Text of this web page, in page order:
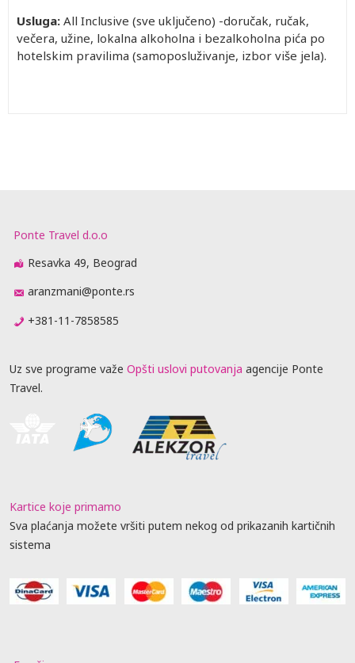
Usluga: All Inclusive (sve uključeno) -doručak, ručak,
večera, užine, lokalna alkoholna i bezalkoholna pića po
hotelskim pravilima (samoposluživanje, izbor više jela).
Ponte Travel d.o.o
Resavka 49, Beograd
aranzmani@ponte.rs
+381-11-7858585
Uz sve programe važe Opšti uslovi putovanja agencije Ponte
Travel.
Kartice koje primamo
Sva plaćanja možete vršiti putem nekog od prikazanih kartičnih
sistema